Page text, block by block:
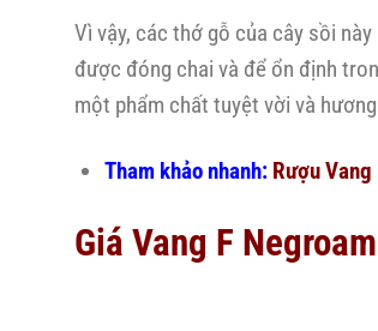
Vì vậy, các thớ gỗ của cây sồi
được đóng chai và để ổn định
một phẩm chất tuyệt vời và
Tham khảo nhanh: Rượu
Giá Vang F